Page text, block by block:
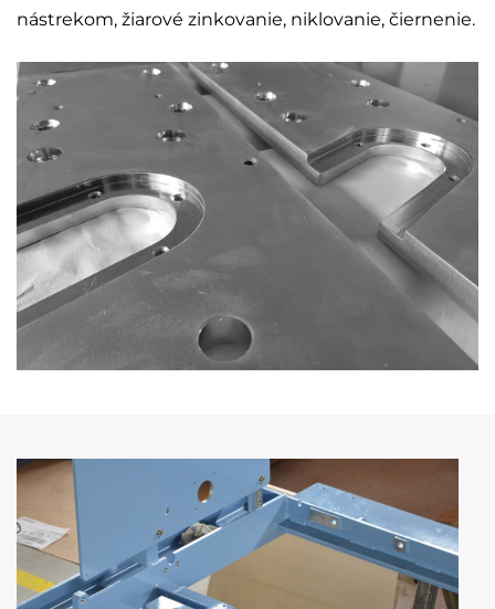
nástrekom, žiarové zinkovanie, niklovanie, čiernenie.